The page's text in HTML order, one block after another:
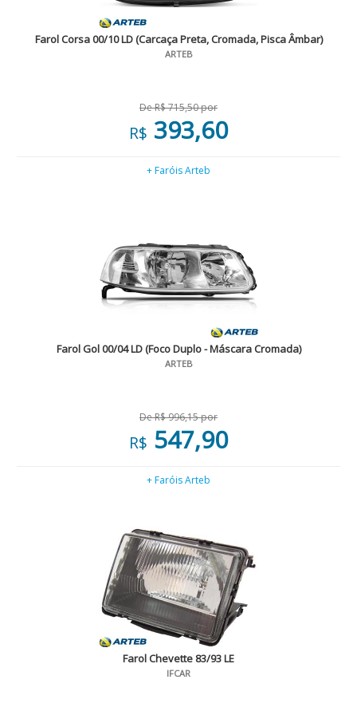
Farol Corsa 00/10 LD (Carcaça Preta, Cromada, Pisca Âmbar)
ARTEB
De R$ 715,50 por
R$ 393,60
+ Faróis Arteb
Farol Gol 00/04 LD (Foco Duplo - Máscara Cromada)
ARTEB
De R$ 996,15 por
R$ 547,90
+ Faróis Arteb
Farol Chevette 83/93 LE
IFCAR